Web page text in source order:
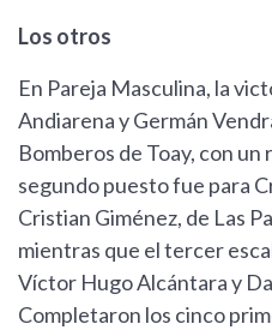
Los otros
En Pareja Masculina, la
Andiarena y Germán
Bomberos de Toay, con
segundo puesto fue para
Cristian Giménez, de Las
mientras que el tercer
Víctor Hugo Alcántara y
Completaron los cinco